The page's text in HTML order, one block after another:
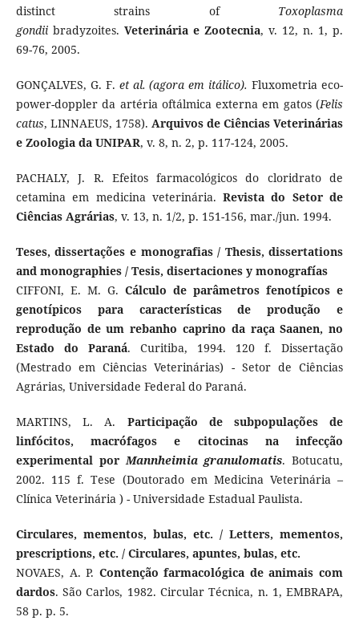
distinct strains of Toxoplasma
gondiibradyzoites. Veterinária e Zootecnia, v. 12, n. 1, p.
69-76, 2005.
GONÇALVES, G. F. et al. (agora em itálico). Fluxometria eco-
power-doppler da artéria oftálmica externa em gatos (Felis
catus, LINNAEUS, 1758). Arquivos de Ciências Veterinárias
e Zoologia da UNIPAR, v. 8, n. 2, p. 117-124, 2005.
PACHALY, J. R. Efeitos farmacológicos do cloridrato de
cetamina em medicina veterinária.Revista do Setor de
Ciências Agrárias, v. 13, n. 1/2, p. 151-156, mar./jun. 1994.
Teses, dissertações e monografias / Thesis, dissertations
and monographies / Tesis, disertaciones y monografías
CIFFONI, E. M. G. Cálculo de parâmetros fenotípicos e
genotípicos para características de produção e
reprodução de um rebanho caprino da raça Saanen, no
Estado do Paraná. Curitiba, 1994. 120 f. Dissertação
(Mestrado em Ciências Veterinárias) - Setor de Ciências
Agrárias, Universidade Federal do Paraná.
MARTINS, L. A. Participação de subpopulações de
linfócitos, macrófagos e citocinas na infecção
experimental por Mannheimia granulomatis. Botucatu,
2002. 115 f. Tese (Doutorado em Medicina Veterinária –
Clínica Veterinária ) - Universidade Estadual Paulista.
Circulares, mementos, bulas, etc. / Letters, mementos,
prescriptions, etc. / Circulares, apuntes, bulas, etc.
NOVAES, A. P. Contenção farmacológica de animais com
dardos. São Carlos, 1982. Circular Técnica, n. 1, EMBRAPA,
58 p. p. 5.